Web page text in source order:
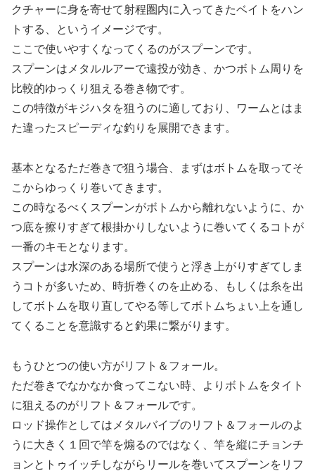
クチャーに身を寄せて射程圏内に入ってきたベイトをハン
トする、というイメージです。
ここで使いやすくなってくるのがスプーンです。
スプーンはメタルルアーで遠投が効き、かつボトム周りを
比較的ゆっくり狙える巻き物です。
この特徴がキジハタを狙うのに適しており、ワームとはま
た違ったスピーディな釣りを展開できます。
基本となるただ巻きで狙う場合、まずはボトムを取ってそ
こからゆっくり巻いてきます。
この時なるべくスプーンがボトムから離れないように、か
つ底を擦りすぎて根掛かりしないように巻いてくるコトが
一番のキモとなります。
スプーンは水深のある場所で使うと浮き上がりすぎてしま
うコトが多いため、時折巻くのを止める、もしくは糸を出
してボトムを取り直してやる等してボトムちょい上を通し
てくることを意識すると釣果に繋がります。
もうひとつの使い方がリフト＆フォール。
ただ巻きでなかなか食ってこない時、よりボトムをタイト
に狙えるのがリフト＆フォールです。
ロッド操作としてはメタルバイブのリフト＆フォールのよ
うに大きく１回で竿を煽るのではなく、竿を縦にチョンチ
ョンとトゥイッチしながらリールを巻いてスプーンをリフ